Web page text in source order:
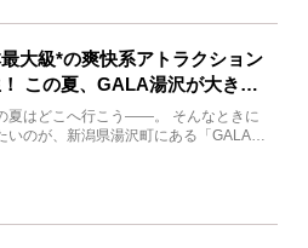
最大級*の爽快系アトラクション
この夏、GALA湯沢が大きく
変わる
夏はどこへ行こう――。 そんなときに
いのが、新潟県湯沢町にある「GALA湯